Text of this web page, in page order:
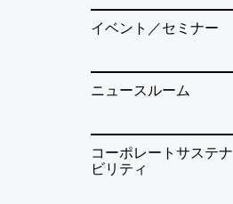
イベント／セミナー
ニュースルーム
コーポレートサステナ
ビリティ